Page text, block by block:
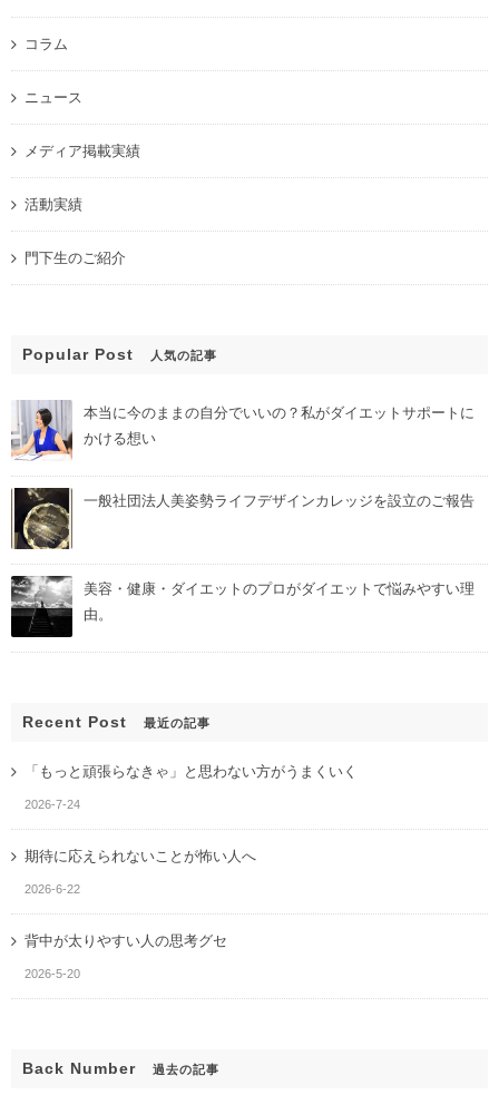
コラム
ニュース
メディア掲載実績
活動実績
門下生のご紹介
Popular Post 人気の記事
本当に今のままの自分でいいの？私がダイエットサポートに
かける想い
一般社団法人美姿勢ライフデザインカレッジを設立のご報告
美容・健康・ダイエットのプロがダイエットで悩みやすい理
由。
Recent Post 最近の記事
「もっと頑張らなきゃ」と思わない方がうまくいく
2026-7-24
期待に応えられないことが怖い人へ
2026-6-22
背中が太りやすい人の思考グセ
2026-5-20
Back Number 過去の記事